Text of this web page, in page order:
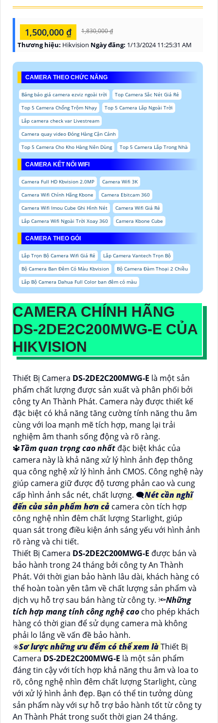
1,500,000 ₫ 1,830,000 ₫
Thương hiệu: Hikvision Ngày đăng: 1/13/2024 11:25:31 AM
CAMERA THEO CHỨC NĂNG
Bảng báo giá camera ezviz ngoài trời
Top Camera Sắc Nét Giá Rẻ
Top 5 Camera Chống Trộm Nhạy
Top 5 Camera Lắp Ngoài Trời
Lắp camera check var Livestream
Camera quay video Đóng Hàng Cận Cảnh
Top 5 Camera Cho Kho Hàng Nên Dùng
Top 5 Camera Lắp Trong Nhà
CAMERA KẾT NỐI WIFI
Camera Full HD Kbvision 2.0MP
Camera Wifi 3K
Camera Wifi Chính Hãng Kbone
Camera Ebitcam 360
Camera Wifi Imou Cube Ghi Hình Nét
Camera Wifi Giá Rẻ
Lắp Camera Wifi Ngoài Trời Xoay 360
Camera Kbone Cube
CAMERA THEO GÓI
Lắp Trọn Bộ Camera Wifi Giá Rẻ
Lắp Camera Vantech Trọn Bộ
Bộ Camera Ban Đêm Có Màu Kbvision
Bộ Camera Đàm Thoại 2 Chiều
Lắp Bộ Camera Dahua Full Color ban đêm có màu
CAMERA CHÍNH HÃNG
DS-2DE2C200MWG-E CỦA
HIKVISION
Thiết Bị Camera DS-2DE2C200MWG-E là một sản
phẩm chất lượng được sản xuất và phân phối bởi
công ty An Thành Phát. Camera này được thiết kế
đặc biệt có khả năng tăng cường tính năng thu âm
cùng với loa mạnh mẽ tích hợp, mang lại trải
nghiệm âm thanh sống động và rõ ràng.
🔱Tầm quan trọng cao nhất đặc biệt khác của
camera này là khả năng xử lý hình ảnh đẹp thông
qua công nghệ xử lý hình ảnh CMOS. Công nghệ này
giúp camera giữ được độ tương phản cao và cung
cấp hình ảnh sắc nét, chất lượng. 🗨️Nét cần nghĩ
đến của sản phẩm hơn cả camera còn tích hợp
công nghệ nhìn đêm chất lượng Starlight, giúp
quan sát trong điều kiện ánh sáng yếu với hình ảnh
rõ ràng và chi tiết.
Thiết Bị Camera DS-2DE2C200MWG-E được bán và
bảo hành trong 24 tháng bởi công ty An Thành
Phát. Với thời gian bảo hành lâu dài, khách hàng có
thể hoàn toàn yên tâm về chất lượng sản phẩm và
dịch vụ hỗ trợ sau bán hàng từ công ty. 🔦Những
tích hợp mang tính công nghệ cao cho phép khách
hàng có thời gian để sử dụng camera mà không
phải lo lắng về vấn đề bảo hành.
✳️Sơ lược những ưu đểm có thể xem làThiết Bị
Camera DS-2DE2C200MWG-E là một sản phẩm
đáng tin cậy với tích hợp khả năng thu âm và loa to
rõ, công nghệ nhìn đêm chất lượng Starlight, cùng
với xử lý hình ảnh đẹp. Bạn có thể tin tưởng dùng
sản phẩm này với sự hỗ trợ bảo hành tốt từ công ty
An Thành Phát trong suốt thời gian 24 tháng.